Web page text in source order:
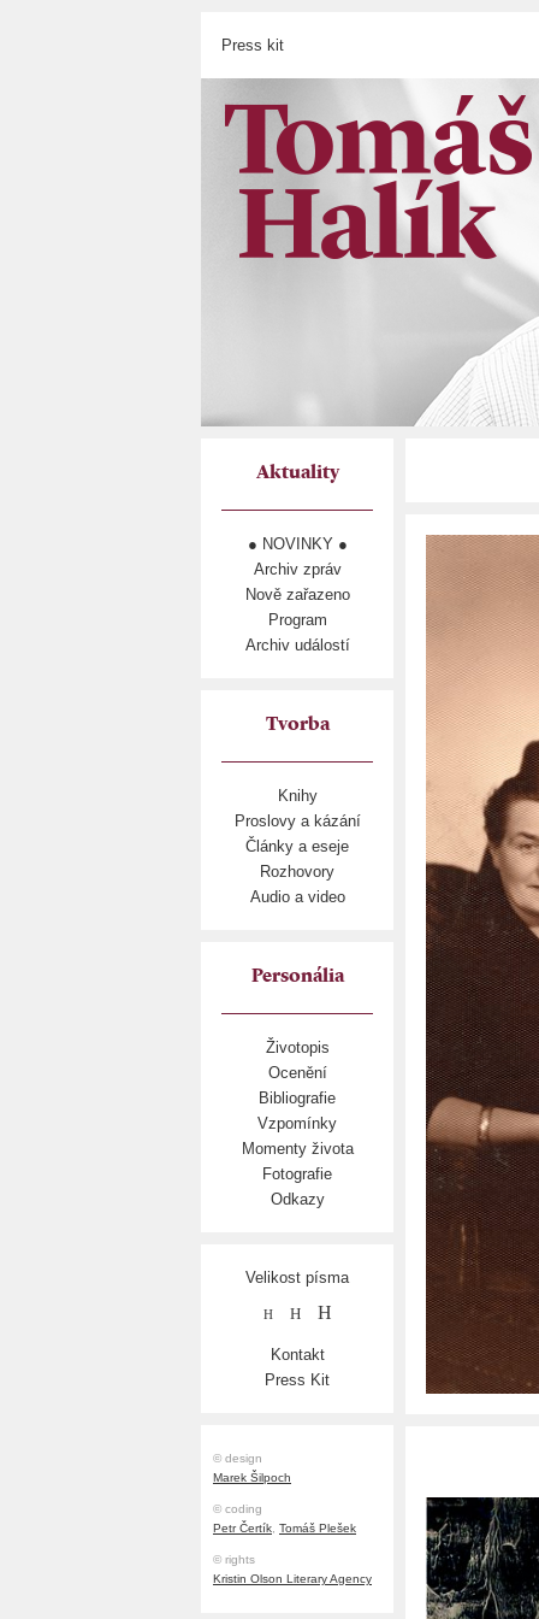
Press kit
Aktuality
● NOVINKY ●
Archiv zpráv
Nově zařazeno
Program
Archiv událostí
Tvorba
Knihy
Proslovy a kázání
Články a eseje
Rozhovory
Audio a video
Personália
Životopis
Ocenění
Bibliografie
Vzpomínky
Momenty života
Fotografie
Odkazy
Velikost písma
H H H
Kontakt
Press Kit
© design
Marek Šilpoch
© coding
Petr Čertík, Tomáš Plešek
© rights
Kristin Olson Literary Agency